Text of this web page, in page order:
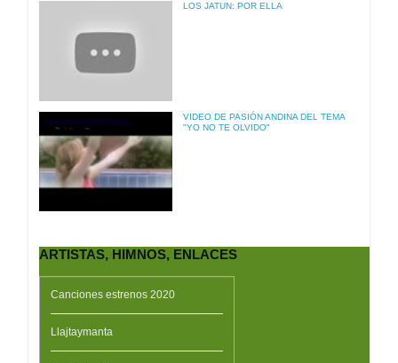
LOS JATUN: POR ELLA
VIDEO DE PASIÓN ANDINA DEL TEMA
"YO NO TE OLVIDO"
ARTISTAS, HIMNOS, ENLACES
Canciones estrenos 2020
Llajtaymanta